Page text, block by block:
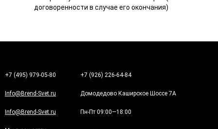
договоренности в случае его окончания)
+7 (495) 979-05-80 +7 (926) 226-64-84
Info@Brend-Svet.ru Домодедово Каширское Шоссе 7А
Info@Brend-Svet.ru Пн-Пт 09:00—18:00